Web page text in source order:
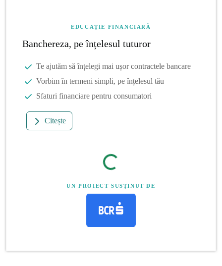
EDUCAȚIE FINANCIARĂ
Banchereza, pe înțelesul tuturor
Te ajutăm să înțelegi mai ușor contractele bancare
Vorbim în termeni simpli, pe înțelesul tău
Sfaturi financiare pentru consumatori
Citește
UN PROIECT SUSȚINUT DE